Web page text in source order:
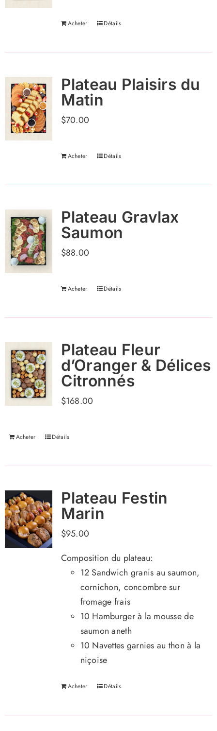
Acheter Détails
Plateau Plaisirs du
Matin
$70.00
Acheter Détails
Plateau Gravlax
Saumon
$88.00
Acheter Détails
Plateau Fleur
d’Oranger & Délices
Citronnés
$168.00
Acheter Détails
Plateau Festin
Marin
$95.00
Composition du plateau:
12 Sandwich granis au saumon,
cornichon, concombre sur
fromage frais
10 Hamburger à la mousse de
saumon aneth
10 Navettes garnies au thon à la
niçoise
Acheter Détails